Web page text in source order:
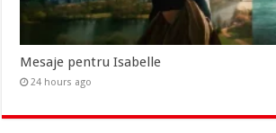
Mesaje pentru Isabelle
24 hours ago